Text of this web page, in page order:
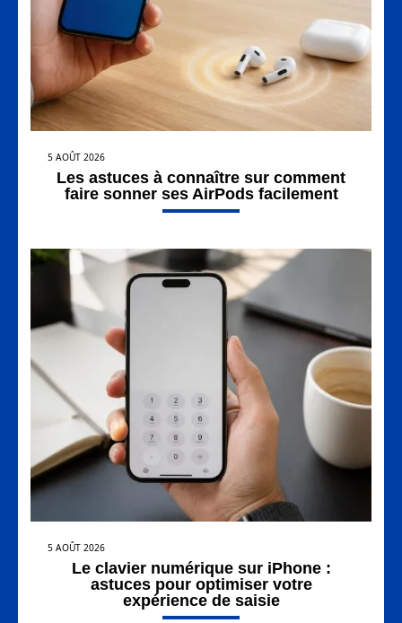
5 AOÛT 2026
Les astuces à connaître sur comment
faire sonner ses AirPods facilement
5 AOÛT 2026
Le clavier numérique sur iPhone :
astuces pour optimiser votre
expérience de saisie